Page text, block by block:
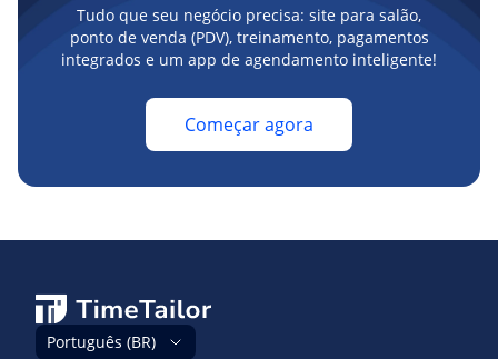
Tudo que seu negócio precisa: site para salão,
ponto de venda (PDV), treinamento, pagamentos
integrados e um app de agendamento inteligente!
Começar agora
Português (BR)